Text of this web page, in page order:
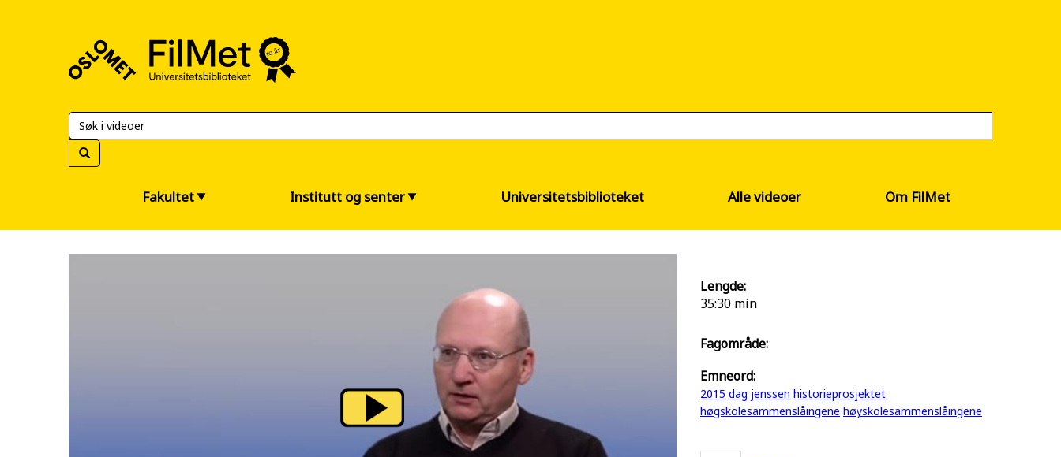
Universitetsbiblioteket
Fakultet Institutt og senter Universitetsbiblioteket Alle videoer Om FilMet
Lengde:
35:30 min
Fagområde:
Emneord:
2015 dag jenssen historieprosjektet
høgskolesammenslåingene høyskolesammenslåingene